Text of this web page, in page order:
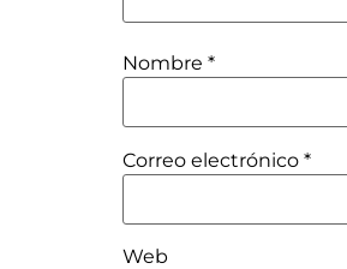
Nombre *
Correo electrónico *
Web